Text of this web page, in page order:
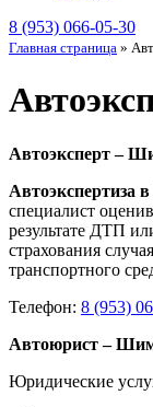
8 (953) 066-05-30
Главная страница »
Автоэксперт –
Автоэкспертиза
специалист
результате ДТП
страхования
транспортного
Телефон: 8 (953)
Автоюрист –
Юридические